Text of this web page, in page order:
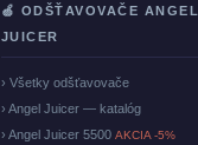
🍏 ODŠŤAVOVAČE ANGEL
JUICER
› Všetky odšťavovače
› Angel Juicer — katalóg
› Angel Juicer 5500 AKCIA -5%